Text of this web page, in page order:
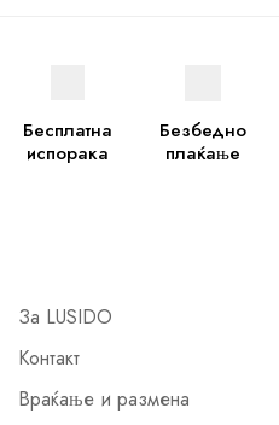
Бесплатна
испорака
Безбедно
плаќање
За LUSIDO
Контакт
Враќање и размена